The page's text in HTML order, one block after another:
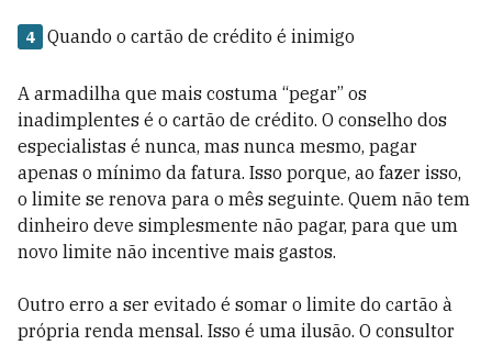
4 Quando o cartão de crédito é inimigo
A armadilha que mais costuma “pegar” os
inadimplentes é o cartão de crédito. O conselho dos
especialistas é nunca, mas nunca mesmo, pagar
apenas o mínimo da fatura. Isso porque, ao fazer isso,
o limite se renova para o mês seguinte. Quem não tem
dinheiro deve simplesmente não pagar, para que um
novo limite não incentive mais gastos.
Outro erro a ser evitado é somar o limite do cartão à
própria renda mensal. Isso é uma ilusão. O consultor